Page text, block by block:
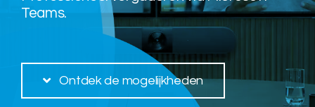
Teams.
Ontdek de mogelijkheden